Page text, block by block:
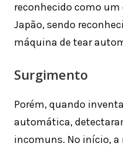
reconhecido como
Japão, sendo
máquina de tear
Surgimento
Porém, quando
automática,
incomuns. No início,